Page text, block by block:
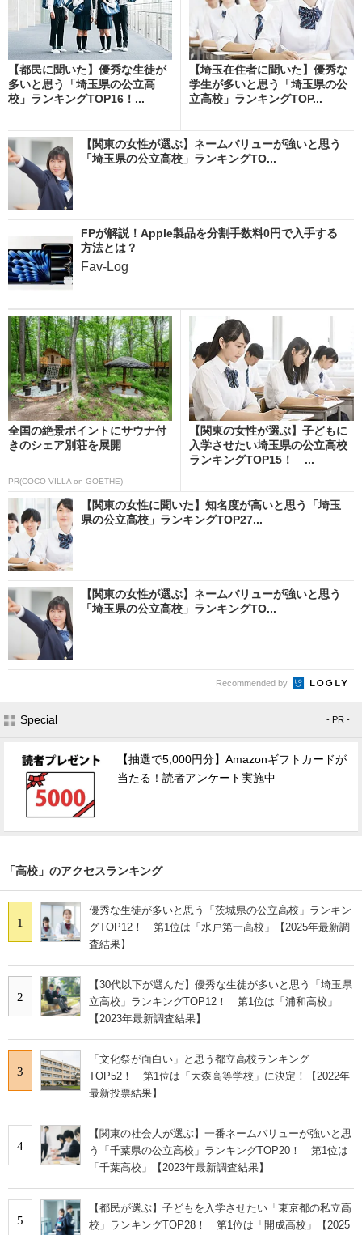
【都民に聞いた】優秀な生徒が
多いと思う「埼玉県の公立高
校」ランキングTOP16！...
【埼玉在住者に聞いた】優秀な
学生が多いと思う「埼玉県の公
立高校」ランキングTOP...
【関東の女性が選ぶ】ネームバリューが強いと思う
「埼玉県の公立高校」ランキングTO...
FPが解説！Apple製品を分割手数料0円で入手する
方法とは？
Fav-Log
全国の絶景ポイントにサウナ付
きのシェア別荘を展開
PR(COCO VILLA on GOETHE)
【関東の女性が選ぶ】子どもに
入学させたい埼玉県の公立高校
ランキングTOP15！ ...
【関東の女性に聞いた】知名度が高いと思う「埼玉
県の公立高校」ランキングTOP27...
【関東の女性が選ぶ】ネームバリューが強いと思う
「埼玉県の公立高校」ランキングTO...
Recommended by
Special - PR -
【抽選で5,000円分】Amazonギフトカードが
当たる！読者アンケート実施中
「高校」のアクセスランキング
1
優秀な生徒が多いと思う「茨城県の公立高校」ランキン
グTOP12！ 第1位は「水戸第一高校」【2025年最新調
査結果】
2
【30代以下が選んだ】優秀な生徒が多いと思う「埼玉県
立高校」ランキングTOP12！ 第1位は「浦和高校」
【2023年最新調査結果】
3
「文化祭が面白い」と思う都立高校ランキング
TOP52！ 第1位は「大森高等学校」に決定！【2022年
最新投票結果】
4
【関東の社会人が選ぶ】一番ネームバリューが強いと思
う「千葉県の公立高校」ランキングTOP20！ 第1位は
「千葉高校」【2023年最新調査結果】
5
【都民が選ぶ】子どもを入学させたい「東京都の私立高
校」ランキングTOP28！ 第1位は「開成高校」【2025